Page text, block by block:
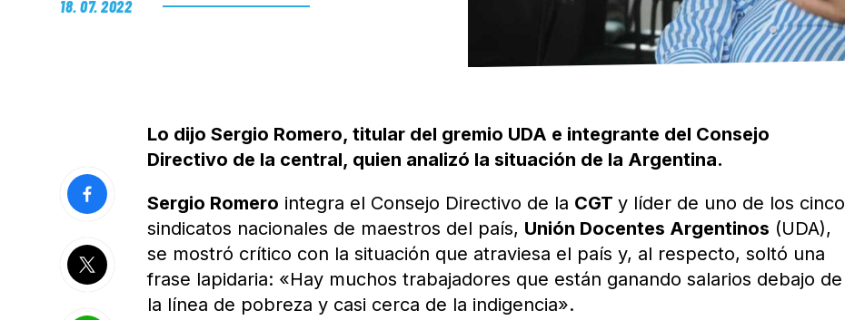
18. 07. 2022
Lo dijo Sergio Romero, titular del gremio UDA e integrante del Consejo
Directivo de la central, quien analizó la situación de la Argentina.
Sergio Romero integra el Consejo Directivo de la CGTy líder de uno de los cinco
sindicatos nacionales de maestros del país, Unión Docentes Argentinos (UDA),
se mostró crítico con la situación que atraviesa el país y, al respecto, soltó una
frase lapidaria: «Hay muchos trabajadores que están ganando salarios debajo de
la línea de pobreza y casi cerca de la indigencia».